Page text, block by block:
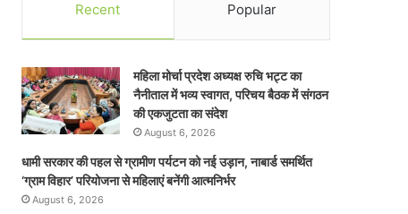
Recent Popular
महिला मोर्चा प्रदेश अध्यक्ष रुचि भट्ट का
नैनीताल में भव्य स्वागत, परिचय बैठक में संगठन
की एकजुटता का संदेश
August 6, 2026
धामी सरकार की पहल से ग्रामीण पर्यटन को नई उड़ान, नाबार्ड समर्थित
‘ग्राम विहार’ परियोजना से महिलाएं बनेंगी आत्मनिर्भर
August 6, 2026